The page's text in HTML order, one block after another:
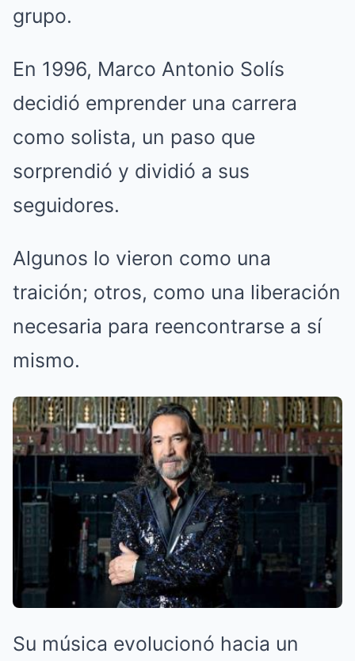
grupo.
En 1996, Marco Antonio Solís
decidió emprender una carrera
como solista, un paso que
sorprendió y dividió a sus
seguidores.
Algunos lo vieron como una
traición; otros, como una liberación
necesaria para reencontrarse a sí
mismo.
Su música evolucionó hacia un